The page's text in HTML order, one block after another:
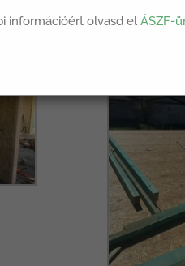
információért olvasd elÁSZF-